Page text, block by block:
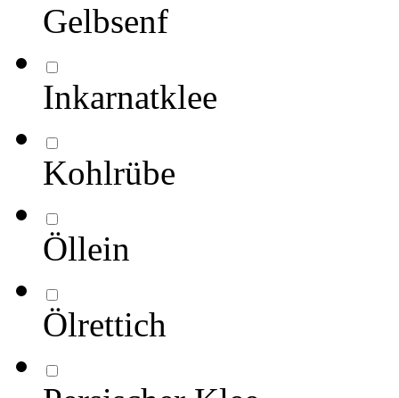
Gelbsenf
Inkarnatklee
Kohlrübe
Öllein
Ölrettich